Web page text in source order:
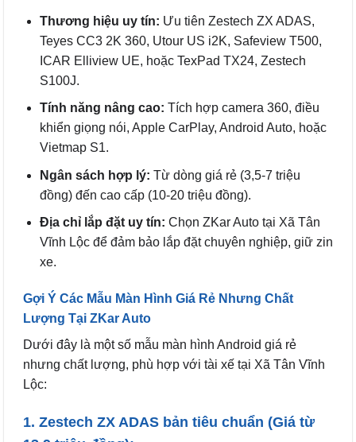
Thương hiệu uy tín: Ưu tiên Zestech ZX ADAS,
Teyes CC3 2K 360, Utour US i2K, Safeview T500,
ICAR Elliview UE, hoặc TexPad TX24, Zestech
S100J.
Tính năng nâng cao: Tích hợp camera 360, điều
khiển giọng nói, Apple CarPlay, Android Auto, hoặc
Vietmap S1.
Ngân sách hợp lý: Từ dòng giá rẻ (3,5-7 triệu
đồng) đến cao cấp (10-20 triệu đồng).
Địa chỉ lắp đặt uy tín: Chọn ZKar Auto tại Xã Tân
Vĩnh Lộc để đảm bảo lắp đặt chuyên nghiệp, giữ zin
xe.
Gợi Ý Các Mẫu Màn Hình Giá Rẻ Nhưng Chất
Lượng Tại ZKar Auto
Dưới đây là một số mẫu màn hình Android giá rẻ
nhưng chất lượng, phù hợp với tài xế tại Xã Tân Vĩnh
Lộc:
1. Zestech ZX ADAS bản tiêu chuẩn (Giá từ